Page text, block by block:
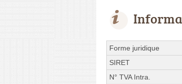
Forme juridique
SIRET
N° TVA Intra.